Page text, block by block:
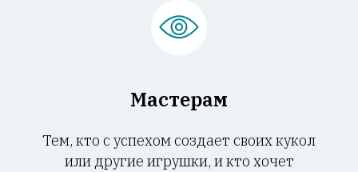
Мастерам
Тем, кто с успехом создает своих кукол
или другие игрушки, и кто хочет